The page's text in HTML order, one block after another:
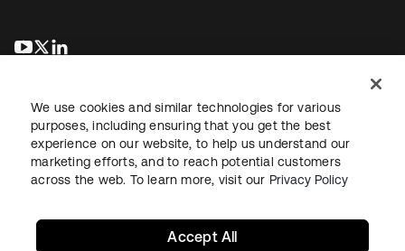
新しいタブで開く
新しいタブで開く
法務プライバシーポリシーサイト利用規約セキュリティ
We use cookies and similar technologies for various
purposes, including ensuring that you get the best
experience on our website, to help us understand our
marketing efforts, and to reach potential customers
across the web. To learn more, visit our Privacy Policy
Accept All